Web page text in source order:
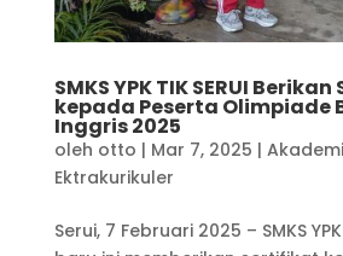
SMKS YPK TIK SERUI
kepada Peserta Olimpiade
Inggris 2025
oleh otto | Mar 7, 2025 |
Ektrakurikuler
Serui, 7 Februari 2025 – SMKS